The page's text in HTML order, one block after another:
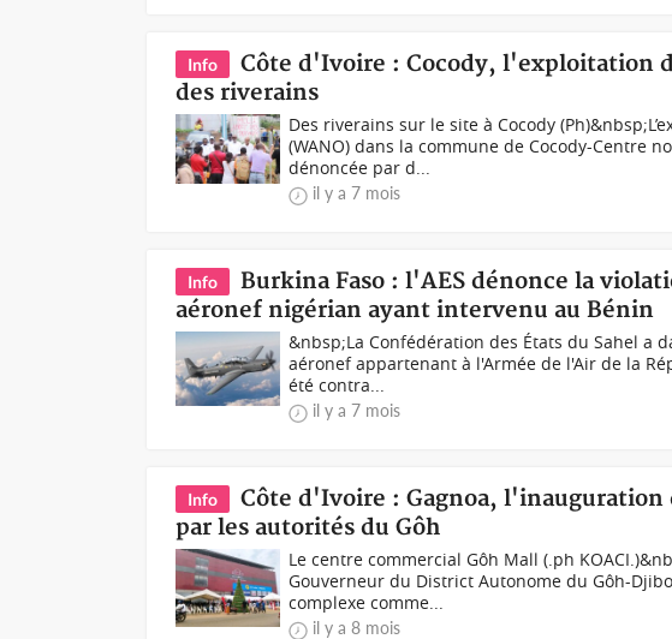
Info
Côte d'Ivoire : Cocody, l'exploitation
des riverains
Des riverains sur le site à Cocody
(WANO) dans la commune de Cocody-Centre
dénoncée par d...
il y a 7 mois
Info
Burkina Faso : l'AES dénonce la
aéronef nigérian ayant intervenu au Bénin
&nbsp;La Confédération des États du Sahel
aéronef appartenant à l'Armée de l'Air de la
été contra...
il y a 7 mois
Info
Côte d'Ivoire : Gagnoa, l'inauguration
par les autorités du Gôh
Le centre commercial Gôh Mall (.ph
Gouverneur du District Autonome du Gôh-
complexe comme...
il y a 8 mois